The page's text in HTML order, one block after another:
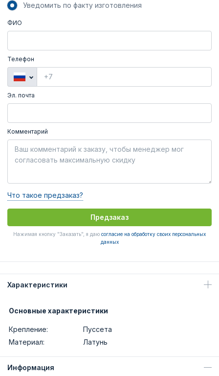
Уведомить по факту изготовления
ФИО
Телефон
Эл. почта
Комментарий
Что такое предзаказ?
Предзаказ
Нажимая кнопку "Заказать", я даю согласие на обработку своих персональных
данных
Характеристики
Основные характеристики
Крепление:
Пуссета
Материал:
Латунь
Информация